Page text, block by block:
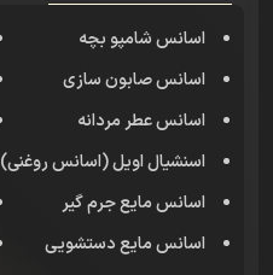
اسانس شامپو بچه
اسانس صابون سازی
اسانس عطر مردانه
اسنشیال اویل (اسانس روغنی)
اسانس مایع جرم گیر
اسانس مایع دستشویی